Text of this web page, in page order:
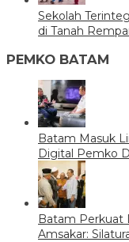
Sekolah
di Tanah
PEMKO BATAM
Batam Masuk
Digital Pemko
Batam Perkuat
Amsakar: